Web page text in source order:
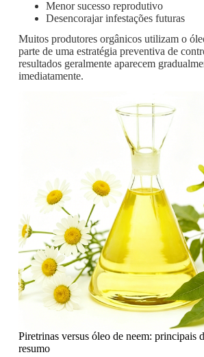
Menor sucesso reprodutivo
Desencorajar infestações futuras
Muitos produtores orgânicos utilizam o
parte de uma estratégia preventiva de
resultados geralmente aparecem
imediatamente.
Piretrinas versus óleo de neem: principais
resumo